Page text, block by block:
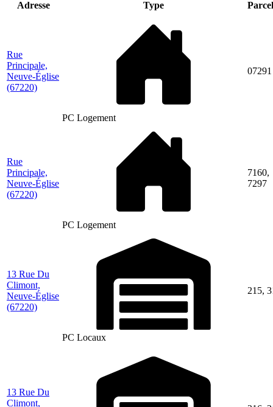
Adresse
Type
Rue
Principale,
Neuve-Église
(67220)
PC Logement
07291
Rue
Principale,
Neuve-Église
(67220)
PC Logement
7160,
7297
13 Rue Du
Climont,
Neuve-Église
(67220)
PC Locaux
215,
13 Rue Du
Climont,